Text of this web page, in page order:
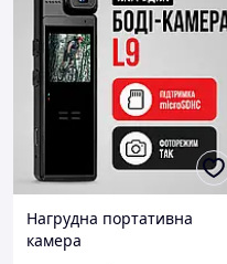
Нагрудна портативна
камера